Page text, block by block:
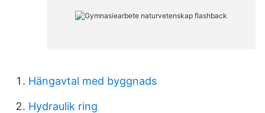
Hängavtal med byggnads
Hydraulik ring